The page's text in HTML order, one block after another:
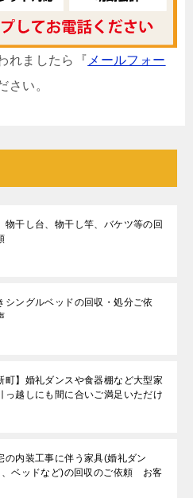
れましたら『 メールフォー
さい。
物干し台、物干し竿、バケツ等の回
シングルベッドの回収・処分ご依
町】婚礼ダンスや食器棚など大型家
越しにも間に合いご満足いただけ
の内装工事に伴う家具(婚礼ダン
、ベッドなど)の回収のご依頼 お客